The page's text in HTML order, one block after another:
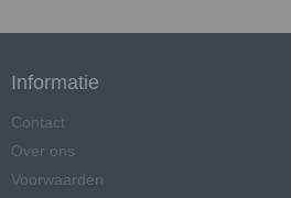
Informatie
Contact
Over ons
Voorwaarden